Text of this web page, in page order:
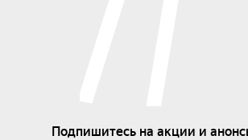
Подпишитесь на акции и